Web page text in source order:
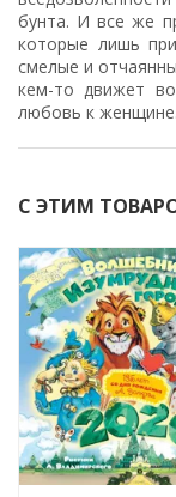
бунта. И все же
которые лишь
смелые и
кем-то движет
любовь к женщине.
С ЭТИМ